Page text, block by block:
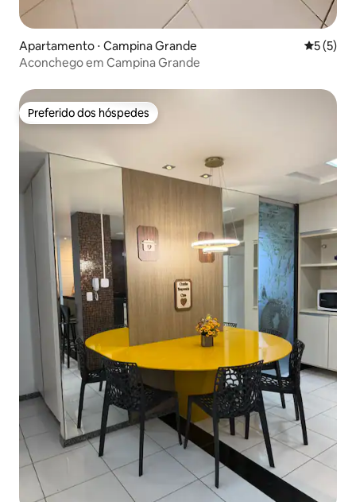
Apartamento ⋅ Campina Grande 5 de
5 (5)
Aconchego em Campina Grande
Preferido dos hóspedes
Preferido dos hóspedes